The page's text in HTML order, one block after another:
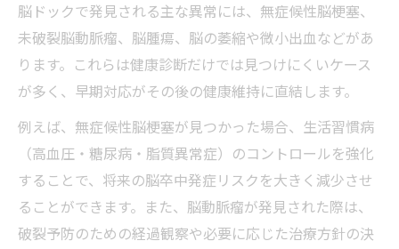
脳ドックで発見される主な異常には、無症候性脳梗塞、
未破裂脳動脈瘤、脳腫瘍、脳の萎縮や微小出血などがあ
ります。これらは健康診断だけでは見つけにくいケース
が多く、早期対応がその後の健康維持に直結します。
例えば、無症候性脳梗塞が見つかった場合、生活習慣病
（高血圧・糖尿病・脂質異常症）のコントロールを強化
することで、将来の脳卒中発症リスクを大きく減少させ
ることができます。また、脳動脈瘤が発見された際は、
破裂予防のための経過観察や必要に応じた治療方針の決